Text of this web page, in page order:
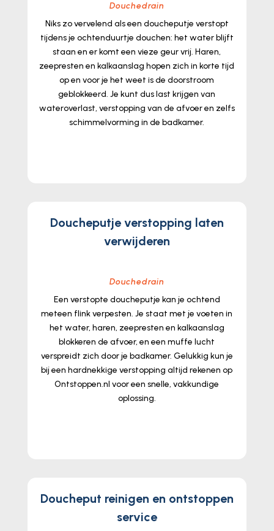
Douchedrain
Niks zo vervelend als een doucheputje verstopt
tijdens je ochtenduurtje douchen: het water blijft
staan en er komt een vieze geur vrij.​ Haren,
zeepresten en kalkaanslag hopen zich in korte tijd
op en voor je het weet is de doorstroom
geblokkeerd.​ Je kunt dus last krijgen van
wateroverlast, verstopping van de afvoer en zelfs
schimmelvorming in de badkamer.​
Doucheputje verstopping laten
verwijderen
Douchedrain
Een verstopte doucheputje kan je ochtend
meteen flink verpesten.​ Je staat met je voeten in
het water, haren, zeepresten en kalkaanslag
blokkeren de afvoer, en een muffe lucht
verspreidt zich door je badkamer.​ Gelukkig kun je
bij een hardnekkige verstopping altijd rekenen op
Ontstoppen.​nl voor een snelle, vakkundige
oplossing.​
Doucheput reinigen en ontstoppen
service